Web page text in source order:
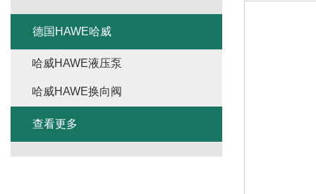
德国HAWE哈威
哈威HAWE液压泵
哈威HAWE换向阀
查看更多